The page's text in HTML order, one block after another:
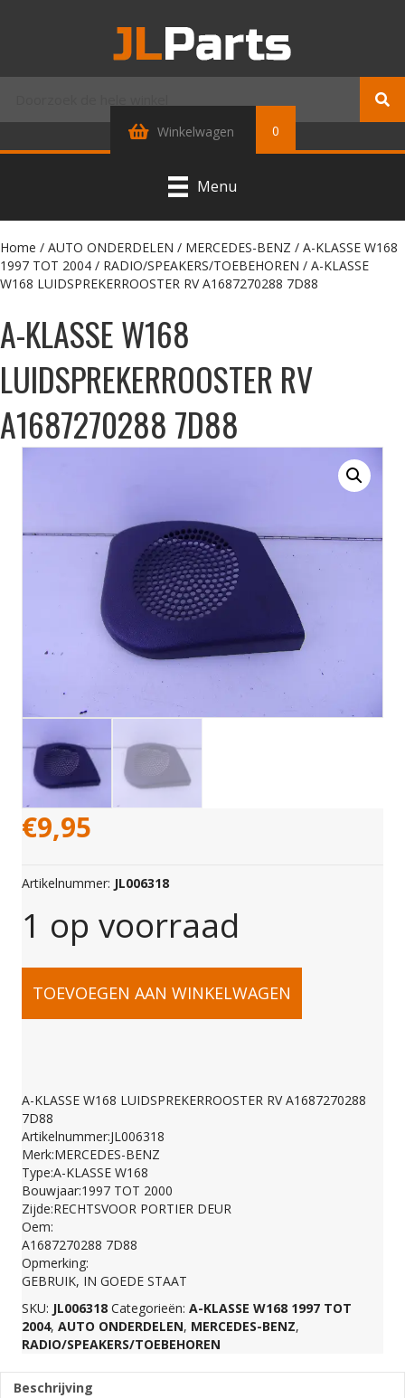
Winkelwagen 0
Menu
Home / AUTO ONDERDELEN / MERCEDES-BENZ / A-KLASSE W168
1997 TOT 2004 / RADIO/SPEAKERS/TOEBEHOREN / A-KLASSE
W168 LUIDSPREKERROOSTER RV A1687270288 7D88
A-KLASSE W168
LUIDSPREKERROOSTER RV
A1687270288 7D88
€9,95
Artikelnummer: JL006318
1 op voorraad
A-
W168
RV
A1687270288
7D88
aantal
TOEVOEGEN AAN WINKELWAGEN
A-KLASSE W168 LUIDSPREKERROOSTER RV A1687270288
7D88
Artikelnummer:JL006318
Merk:MERCEDES-BENZ
Type:A-KLASSE W168
Bouwjaar:1997 TOT 2000
Zijde:RECHTSVOOR PORTIER DEUR
Oem:
A1687270288 7D88
Opmerking:
GEBRUIK, IN GOEDE STAAT
SKU: JL006318 Categorieën: A-KLASSE W168 1997 TOT
2004, AUTO ONDERDELEN, MERCEDES-BENZ,
RADIO/SPEAKERS/TOEBEHOREN
Beschrijving